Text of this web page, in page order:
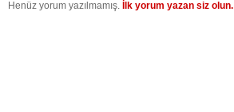
Henüz yorum yazılmamış. İlk yorum yazan siz olun.